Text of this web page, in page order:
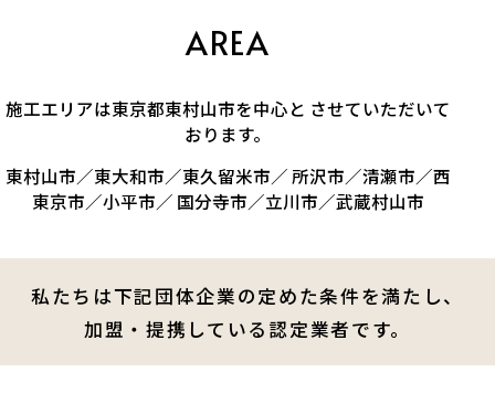
AREA
施工エリアは東京都東村山市を中心と させていただいて
おります。
東村山市／東大和市／東久留米市／ 所沢市／清瀬市／西
東京市／小平市／ 国分寺市／立川市／武蔵村山市
私たちは下記団体企業の定めた条件を満たし、
加盟・提携している認定業者です。